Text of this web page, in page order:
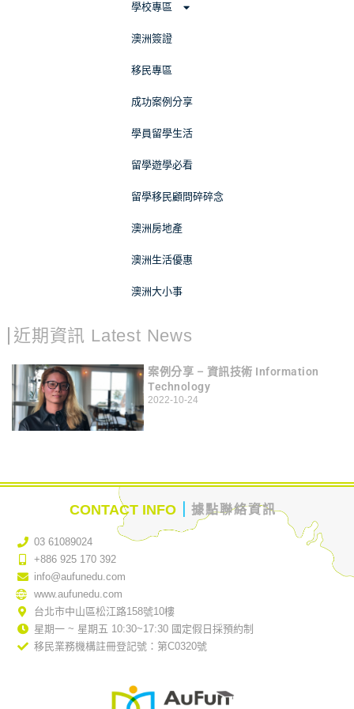
學校專區
澳洲簽證
移民專區
成功案例分享
學員留學生活
留學遊學必看
留學移民顧問碎碎念
澳洲房地產
澳洲生活優惠
澳洲大小事
近期資訊 Latest News
案例分享 – 資訊技術 Information
Technology
2022-10-24
CONTACT INFO 據點聯絡資訊
03 61089024
+886 925 170 392
info@aufunedu.com
www.aufunedu.com
台北市中山區松江路158號10樓
星期一 ~ 星期五 10:30~17:30 國定假日採預約制
移民業務機構註冊登記號：第C0320號